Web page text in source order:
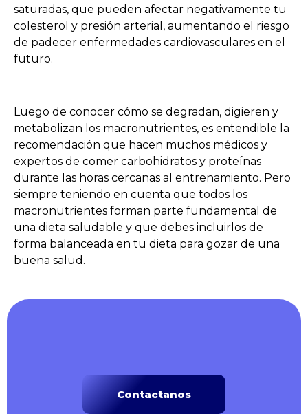
saturadas, que pueden afectar negativamente tu
colesterol y presión arterial, aumentando el riesgo
de padecer enfermedades cardiovasculares en el
futuro.
Luego de conocer cómo se degradan, digieren y
metabolizan los macronutrientes, es entendible la
recomendación que hacen muchos médicos y
expertos de comer carbohidratos y proteínas
durante las horas cercanas al entrenamiento. Pero
siempre teniendo en cuenta que todos los
macronutrientes forman parte fundamental de
una dieta saludable y que debes incluirlos de
forma balanceada en tu dieta para gozar de una
buena salud.
Contactanos